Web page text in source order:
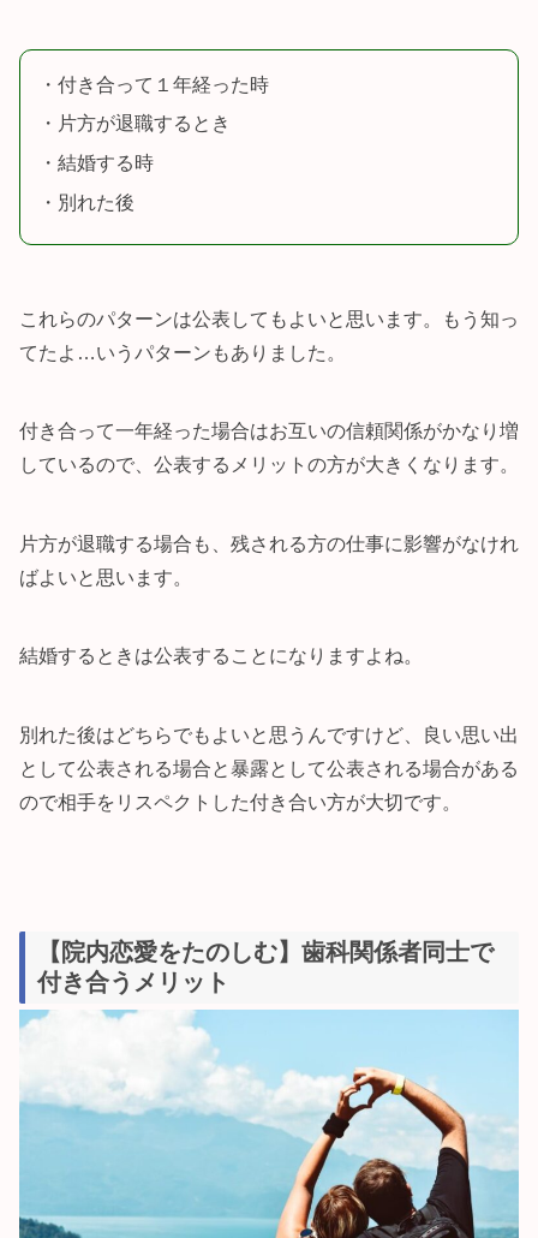
・付き合って１年経った時
・片方が退職するとき
・結婚する時
・別れた後
これらのパターンは公表してもよいと思います。もう知っ
てたよ…いうパターンもありました。
付き合って一年経った場合はお互いの信頼関係がかなり増
しているので、公表するメリットの方が大きくなります。
片方が退職する場合も、残される方の仕事に影響がなけれ
ばよいと思います。
結婚するときは公表することになりますよね。
別れた後はどちらでもよいと思うんですけど、良い思い出
として公表される場合と暴露として公表される場合がある
ので相手をリスペクトした付き合い方が大切です。
【院内恋愛をたのしむ】歯科関係者同士で
付き合うメリット